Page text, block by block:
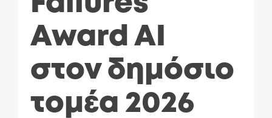
Award AI
στον δημόσιο
τομέα 2026